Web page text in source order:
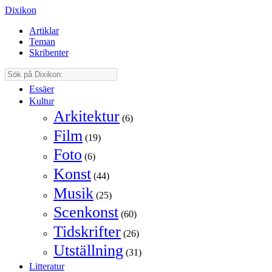
Dixikon
Artiklar
Teman
Skribenter
Essäer
Kultur
Arkitektur (6)
Film (19)
Foto (6)
Konst (44)
Musik (25)
Scenkonst (60)
Tidskrifter (26)
Utställning (31)
Litteratur